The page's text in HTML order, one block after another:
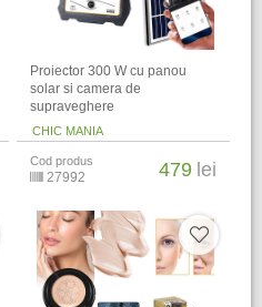
Proiector 300 W cu panou
solar si camera de
supraveghere
CHIC MANIA
Cod produs
27992 479 lei